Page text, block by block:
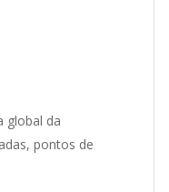
global da
pontos de
Gianluca Pereyra
Visor.ai